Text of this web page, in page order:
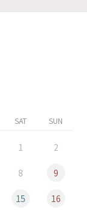
SAT SUN
1 2
8 9
15 16